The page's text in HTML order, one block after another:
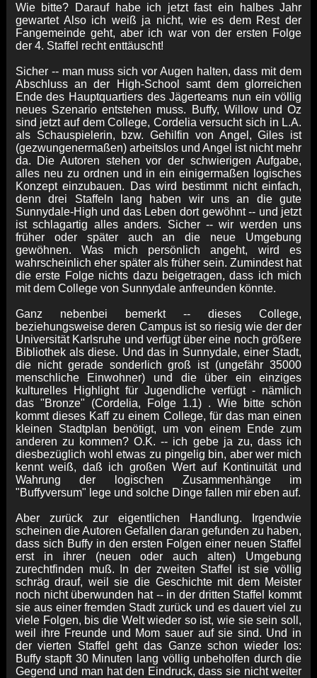
Wie bitte? Darauf habe ich jetzt fast ein halbes Jahr
gewartet Also ich weiß ja nicht, wie es dem Rest der
Fangemeinde geht, aber ich war von der ersten Folge
der 4. Staffel recht enttäuscht!
Sicher -- man muss sich vor Augen halten, dass mit dem
Abschluss an der High-School samt dem glorreichen
Ende des Hauptquartiers des Jägerteams nun ein völlig
neues Szenario entstehen muss. Buffy, Willow und Oz
sind jetzt auf dem College, Cordelia versucht sich in L.A.
als Schauspielerin, bzw. Gehilfin von Angel, Giles ist
(gezwungenermaßen) arbeitslos und Angel ist nicht mehr
da. Die Autoren stehen vor der schwierigen Aufgabe,
alles neu zu ordnen und in ein einigermaßen logisches
Konzept einzubauen. Das wird bestimmt nicht einfach,
denn drei Staffeln lang haben wir uns an die gute
Sunnydale-High und das Leben dort gewöhnt -- und jetzt
ist schlagartig alles anders. Sicher -- wir werden uns
früher oder später auch an die neue Umgebung
gewöhnen. Was mich persönlich angeht, wird es
wahrscheinlich eher später als früher sein. Zumindest hat
die erste Folge nichts dazu beigetragen, dass ich mich
mit dem College von Sunnydale anfreunden könnte.
Ganz nebenbei bemerkt -- dieses College,
beziehungsweise deren Campus ist so riesig wie der der
Universität Karlsruhe und verfügt über eine noch größere
Bibliothek als diese. Und das in Sunnydale, einer Stadt,
die nicht gerade sonderlich groß ist (ungefähr 35000
menschliche Einwohner) und die über ein einziges
kulturelles Highlight für Jugendliche verfügt - nämlich
das "Bronze" (Cordelia, Folge 1.1) . Wie bitte schön
kommt dieses Kaff zu einem College, für das man einen
kleinen Stadtplan benötigt, um von einem Ende zum
anderen zu kommen? O.K. -- ich gebe ja zu, dass ich
diesbezüglich wohl etwas zu pingelig bin, aber wer mich
kennt weiß, daß ich großen Wert auf Kontinuität und
Wahrung der logischen Zusammenhänge im
"Buffyversum" lege und solche Dinge fallen mir eben auf.
Aber zurück zur eigentlichen Handlung. Irgendwie
scheinen die Autoren Gefallen daran gefunden zu haben,
dass sich Buffy in den ersten Folgen einer neuen Staffel
erst in ihrer (neuen oder auch alten) Umgebung
zurechtfinden muß. In der zweiten Staffel ist sie völlig
schräg drauf, weil sie die Geschichte mit dem Meister
noch nicht überwunden hat -- in der dritten Staffel kommt
sie aus einer fremden Stadt zurück und es dauert viel zu
viele Folgen, bis die Welt wieder so ist, wie sie sein soll,
weil ihre Freunde und Mom sauer auf sie sind. Und in
der vierten Staffel geht das Ganze schon wieder los:
Buffy stapft 30 Minuten lang völlig unbeholfen durch die
Gegend und man hat den Eindruck, dass sie nicht weiter